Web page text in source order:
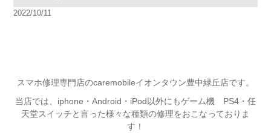
2022/10/11
スマホ修理専門店のcaremobileイオンタウン豊中緑丘店です。
当店では、iphone・Android・iPod以外にもゲーム機 PS4・任
天堂スイッチと言った様々な種類の修理をおこなっておりま
す！